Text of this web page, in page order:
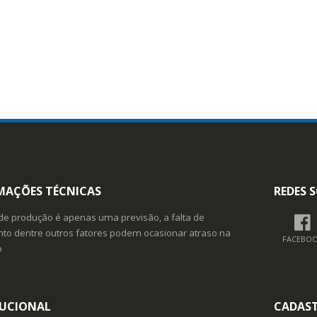
TÉCNICAS
produção é apenas uma previsão, a falta de
dentre outros fatores podem ocasionar atraso na
REDES